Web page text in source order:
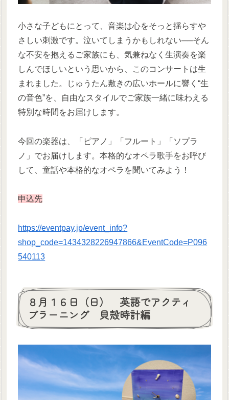
小さな子どもにとって、音楽は心をそっと揺らすや
さしい刺激です。泣いてしまうかもしれない──そん
な不安を抱えるご家族にも、気兼ねなく生演奏を楽
しんでほしいという思いから、このコンサートは生
まれました。じゅうたん敷きの広いホールに響く“生
の音色”を、自由なスタイルでご家族一緒に味わえる
特別な時間をお届けします。
今回の楽器は、「ピアノ」「フルート」「ソプラ
ノ」でお届けします。本格的なオペラ歌手をお呼び
して、童話や本格的なオペラを聞いてみよう！
申込先
https://eventpay.jp/event_info?
shop_code=1434328226947866&EventCode=P096
540113
８月１６日（日） 英語でアクティ
ブラーニング 貝殻時計編